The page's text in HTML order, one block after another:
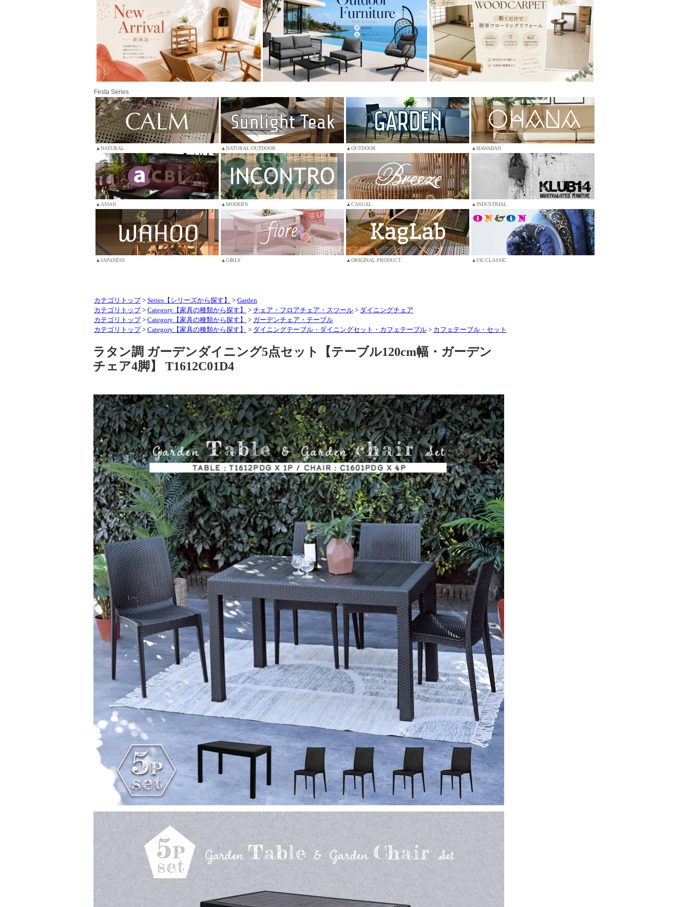
Festa Series
▲NATURAL ▲NATURAL OUTDOOR ▲OUTDOOR ▲HAWAIIAN
▲ASIAN ▲MODERN ▲CASUAL ▲INDUSTRIAL
▲JAPANESE ▲GIRLY ▲ORIGINAL PRODUCT ▲UK CLASSIC
カテゴリトップ > Series【シリーズから探す】 > Garden
カテゴリトップ > Category【家具の種類から探す】 > チェア・フロアチェア・スツール > ダイニングチェア
カテゴリトップ > Category【家具の種類から探す】 > ガーデンチェア・テーブル
カテゴリトップ > Category【家具の種類から探す】 > ダイニングテーブル・ダイニングセット・カフェテーブル > カフェテーブル・セット
ラタン調 ガーデンダイニング5点セット【テーブル120cm幅・ガーデン
チェア4脚】 T1612C01D4